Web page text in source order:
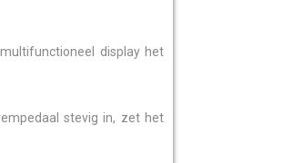
display het
stevig in, zet het